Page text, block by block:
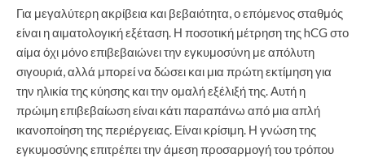
Για μεγαλύτερη ακρίβεια και βεβαιότητα, ο επόμενος σταθμός
είναι η αιματολογική εξέταση. Η ποσοτική μέτρηση της hCG στο
αίμα όχι μόνο επιβεβαιώνει την εγκυμοσύνη με απόλυτη
σιγουριά, αλλά μπορεί να δώσει και μια πρώτη εκτίμηση για
την ηλικία της κύησης και την ομαλή εξέλιξή της. Αυτή η
πρώιμη επιβεβαίωση είναι κάτι παραπάνω από μια απλή
ικανοποίηση της περιέργειας. Είναι κρίσιμη. Η γνώση της
εγκυμοσύνης επιτρέπει την άμεση προσαρμογή του τρόπου